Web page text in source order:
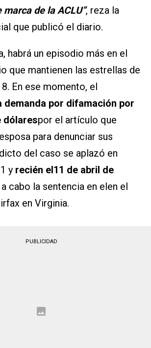
de la ACLU”, reza la
que publicó el diario.
habrá un episodio más en el
que mantienen las estrellas de
En ese momento, el
demanda por difamación por
dólarespor el artículo que
para denunciar sus
del caso se aplazó en
y recién el11 de abril de
cabo la sentencia en elen el
en Virginia.
PUBLICIDAD